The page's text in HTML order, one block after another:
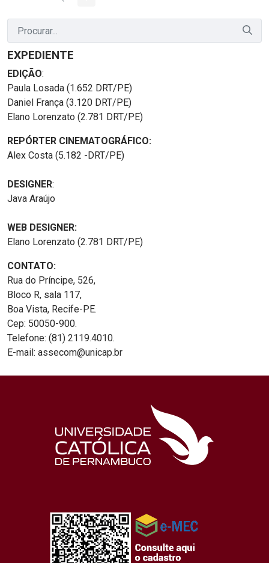
EXPEDIENTE
EDIÇÃO:
Paula Losada (1.652 DRT/PE)
Daniel França (3.120 DRT/PE)
Elano Lorenzato (2.781 DRT/PE)
REPÓRTER CINEMATOGRÁFICO:
Alex Costa (5.182 -DRT/PE)
DESIGNER:
Java Araújo
WEB DESIGNER:
Elano Lorenzato (2.781 DRT/PE)
CONTATO:
Rua do Príncipe, 526,
Bloco R, sala 117,
Boa Vista, Recife-PE.
Cep: 50050-900.
Telefone: (81) 2119.4010.
E-mail: assecom@unicap.br